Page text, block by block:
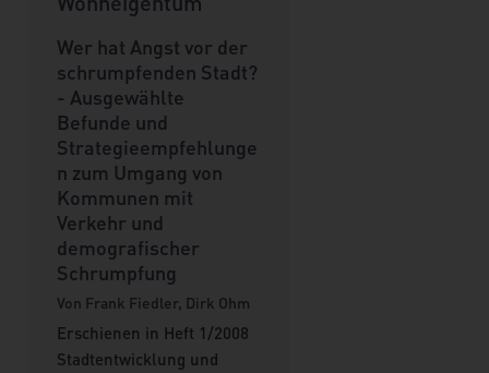
Wer hat Angst vor der
schrumpfenden Stadt?
- Ausgewählte
Befunde und
Strategieempfehlunge
n zum Umgang von
Kommunen mit
Verkehr und
demografischer
Schrumpfung
Von Frank Fiedler, Dirk Ohm
Erschienen in Heft 1/2008
Stadtentwicklung und